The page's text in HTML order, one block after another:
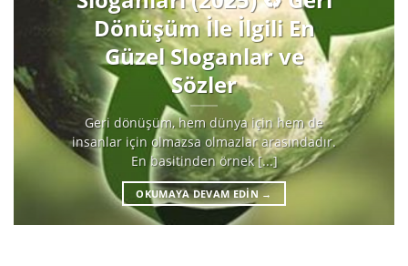
Dönüşüm İle İlgili En
Güzel Sloganlar ve
Sözler
Geri dönüşüm, hem dünya için hem de
insanlar için olmazsa olmazlar arasındadır.
En basitinden örnek [...]
OKUMAYA DEVAM EDIN→